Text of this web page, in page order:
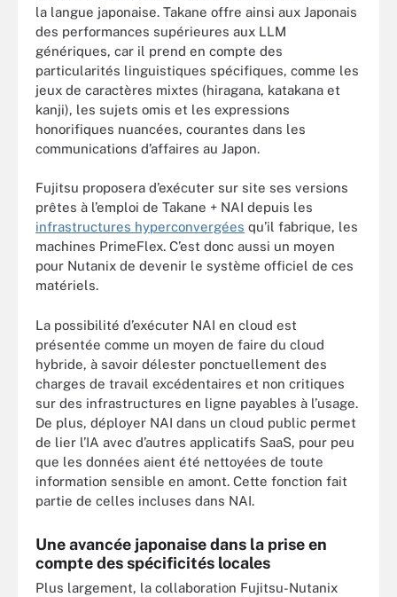
la langue japonaise. Takane offre ainsi aux Japonais
des performances supérieures aux LLM
génériques, car il prend en compte des
particularités linguistiques spécifiques, comme les
jeux de caractères mixtes (hiragana, katakana et
kanji), les sujets omis et les expressions
honorifiques nuancées, courantes dans les
communications d’affaires au Japon.
Fujitsu proposera d’exécuter sur site ses versions
prêtes à l’emploi de Takane + NAI depuis les
infrastructures hyperconvergées qu’il fabrique, les
machines PrimeFlex. C’est donc aussi un moyen
pour Nutanix de devenir le système officiel de ces
matériels.
La possibilité d’exécuter NAI en cloud est
présentée comme un moyen de faire du cloud
hybride, à savoir délester ponctuellement des
charges de travail excédentaires et non critiques
sur des infrastructures en ligne payables à l’usage.
De plus, déployer NAI dans un cloud public permet
de lier l’IA avec d’autres applicatifs SaaS, pour peu
que les données aient été nettoyées de toute
information sensible en amont. Cette fonction fait
partie de celles incluses dans NAI.
Une avancée japonaise dans la prise en
compte des spécificités locales
Plus largement, la collaboration Fujitsu-Nutanix